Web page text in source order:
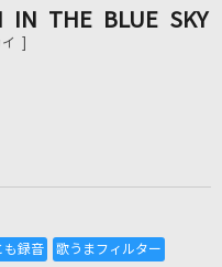
索
IN THE BLUE SKY
]